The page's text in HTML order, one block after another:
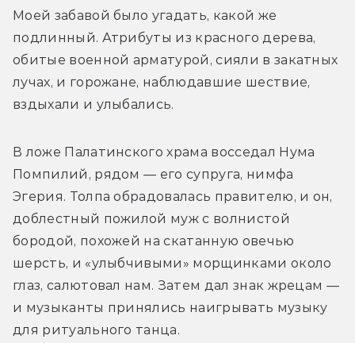
Моей забавой было угадать, какой же
подлинный. Атрибуты из красного дерева,
обитые военной арматурой, сияли в закатных
лучах, и горожане, наблюдавшие шествие,
вздыхали и улыбались.
В ложе Палатинского храма восседал Нума
Помпилий, рядом — его супруга, нимфа
Эгерия. Толпа обрадовалась правителю, и он,
доблестный пожилой муж с волнистой
бородой, похожей на скатанную овечью
шерсть, и «улыбчивыми» морщинками около
глаз, салютовал нам. Затем дал знак жрецам —
и музыканты принялись наигрывать музыку
для ритуального танца.